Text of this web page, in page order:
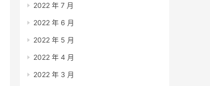
2022 年 7 月
2022 年 6 月
2022 年 5 月
2022 年 4 月
2022 年 3 月